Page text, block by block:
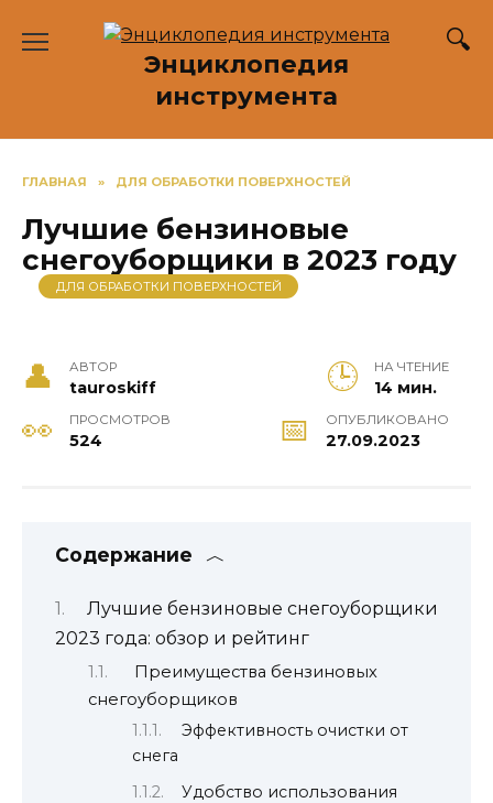
Энциклопедия
инструмента
ГЛАВНАЯ » ДЛЯ ОБРАБОТКИ ПОВЕРХНОСТЕЙ
Лучшие бензиновые
снегоуборщики в 2023 году
ДЛЯ ОБРАБОТКИ ПОВЕРХНОСТЕЙ
АВТОР
tauroskiff
НА ЧТЕНИЕ
14 мин.
ПРОСМОТРОВ
524
ОПУБЛИКОВАНО
27.09.2023
Содержание
Лучшие бензиновые снегоуборщики
2023 года: обзор и рейтинг
Преимущества бензиновых
снегоуборщиков
Эффективность очистки от
снега
Удобство использования